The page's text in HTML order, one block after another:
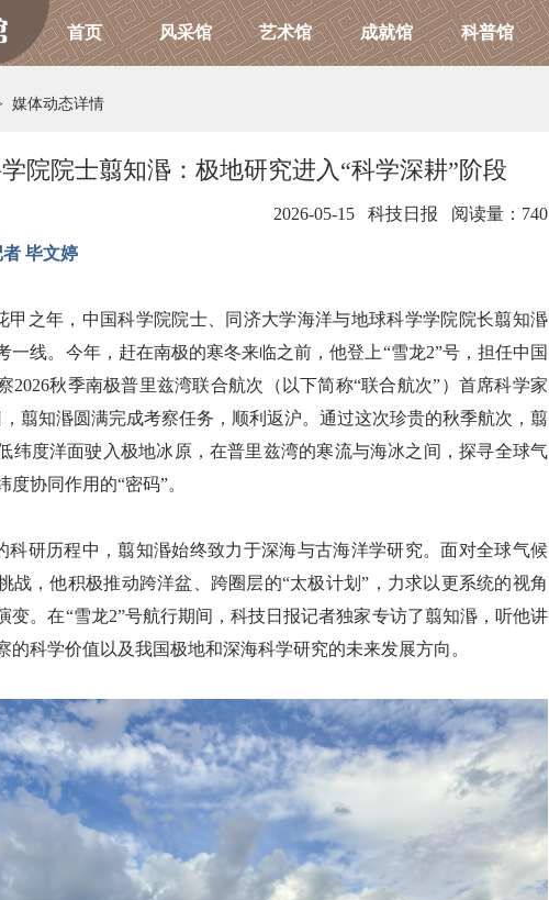
首页 风采馆 艺术馆 成就馆 科普馆
媒体动态详情
院院士翦知湣：极地研究进入“科学深耕”阶段
2026-05-15 科技日报 阅读量：740
毕文婷
甲之年，中国科学院院士、同济大学海洋与地球科学学院院长翦知湣
一线。今年，赶在南极的寒冬来临之前，他登上“雪龙2”号，担任中国
2026秋季南极普里兹湾联合航次（以下简称“联合航次”）首席科学家
，翦知湣圆满完成考察任务，顺利返沪。通过这次珍贵的秋季航次，翦
纬度洋面驶入极地冰原，在普里兹湾的寒流与海冰之间，探寻全球气
度协同作用的“密码”。
科研历程中，翦知湣始终致力于深海与古海洋学研究。面对全球气候
战，他积极推动跨洋盆、跨圈层的“太极计划”，力求以更系统的视角
变。在“雪龙2”号航行期间，科技日报记者独家专访了翦知湣，听他讲
的科学价值以及我国极地和深海科学研究的未来发展方向。